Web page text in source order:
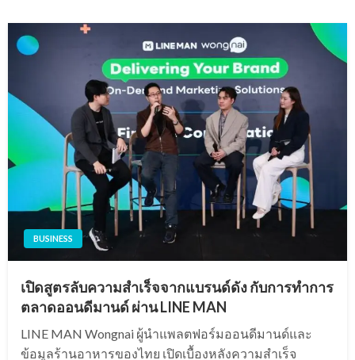
BUSINESS
เปิดสูตรลับความสำเร็จจากแบรนด์ดัง กับการทำการ
ตลาดออนดีมานด์ ผ่าน LINE MAN
LINE MAN Wongnai ผู้นำแพลตฟอร์มออนดีมานด์และ
ข้อมูลร้านอาหารของไทย เปิดเบื้องหลังความสำเร็จ